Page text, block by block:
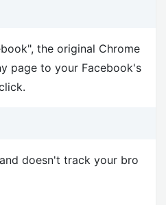
the original Chrome
page to your Facebook's
doesn't track your bro